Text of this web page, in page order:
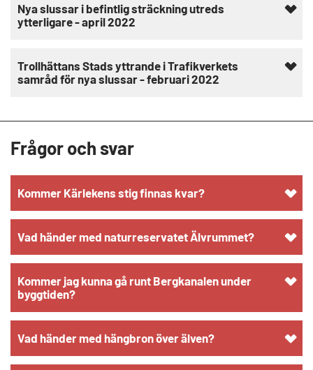
Nya slussar i befintlig sträckning utreds
ytterligare - april 2022
Trollhättans Stads yttrande i Trafikverkets
samråd för nya slussar - februari 2022
Frågor och svar
Kommer Kärlekens stig finnas kvar?
Vad händer med naturreservatet Älvrummet?
Kommer jag kunna gå runt Bergkanalen under
byggtiden?
Vad händer med hängbron över älven?